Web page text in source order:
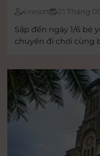
i-resort 21 Tháng
Sắp đến ngày 1/6 bé
chuyến đi chơi cùng
khoảnh khắc đáng
trong gia đình.